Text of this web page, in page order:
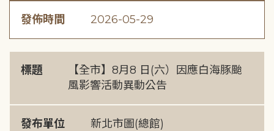
發佈時間 2026-05-29
標題
【全市】8月8 日(六）因應白海豚颱
風影響活動異動公告
發布單位 新北市圖(總館)